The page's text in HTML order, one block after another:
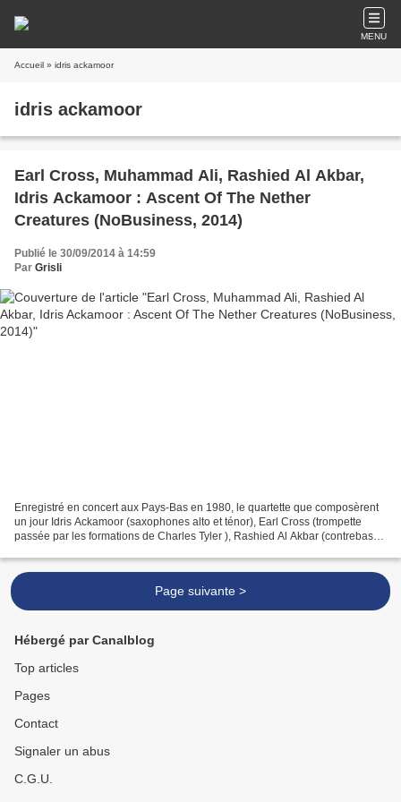
MENU
Accueil » idris ackamoor
idris ackamoor
Earl Cross, Muhammad Ali, Rashied Al Akbar,
Idris Ackamoor : Ascent Of The Nether
Creatures (NoBusiness, 2014)
Publié le 30/09/2014 à 14:59
Par Grisli
Enregistré en concert aux Pays-Bas en 1980, le quartette que composèrent
un jour Idris Ackamoor (saxophones alto et ténor), Earl Cross (trompette
passée par les formations de Charles Tyler ), Rashied Al Akbar (contrebasse
Page suivante >
Hébergé par Canalblog
Top articles
Pages
Contact
Signaler un abus
C.G.U.